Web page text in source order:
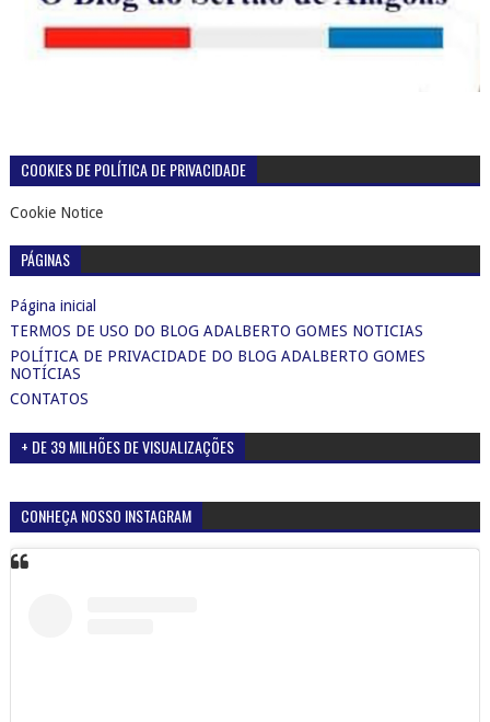
COOKIES DE POLÍTICA DE PRIVACIDADE
Cookie Notice
PÁGINAS
Página inicial
TERMOS DE USO DO BLOG ADALBERTO GOMES NOTICIAS
POLÍTICA DE PRIVACIDADE DO BLOG ADALBERTO GOMES
NOTÍCIAS
CONTATOS
+ DE 39 MILHÕES DE VISUALIZAÇÕES
CONHEÇA NOSSO INSTAGRAM